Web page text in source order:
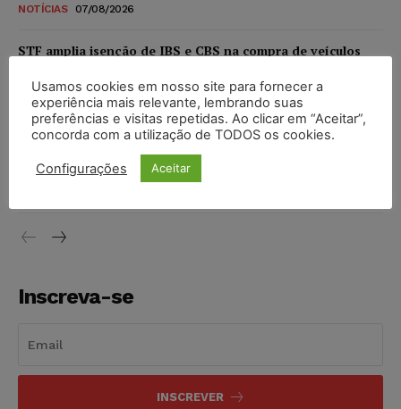
NOTÍCIAS 07/08/2026
STF amplia isenção de IBS e CBS na compra de veículos
níveis
DIREITO TRIBUTÁRIO 07/08/2026
Justiça do Trabalho mantém justa causa de empregado que
vendia canetas emagrecedoras no local de trabalho
Inscreva-se
INSCREVER
Usamos cookies em nosso site para fornecer a
experiência mais relevante, lembrando suas
preferências e visitas repetidas. Ao clicar em “Aceitar”,
concorda com a utilização de TODOS os cookies.
Configurações Aceitar